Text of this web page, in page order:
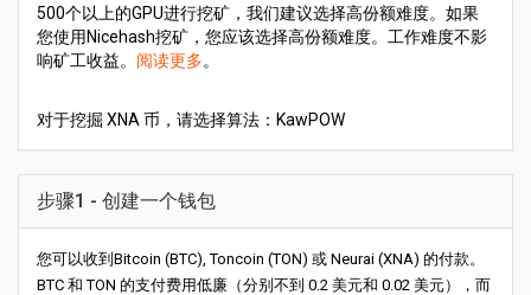
500个以上的GPU进行挖矿，我们建议选择高份额难度。如果
您使用Nicehash挖矿，您应该选择高份额难度。工作难度不影
响矿工收益。 阅读更多。
对于挖掘 XNA 币，请选择算法：KawPOW
步骤1 - 创建一个钱包
您可以收到Bitcoin (BTC), Toncoin (TON) 或 Neurai (XNA) 的付款。
BTC 和 TON 的支付费用低廉（分别不到 0.2 美元和 0.02 美元），而